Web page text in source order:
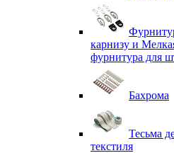
карнизу и
фурнитура для
Бахрома
Тесьма
текстиля